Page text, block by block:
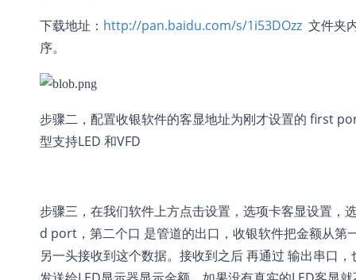
下载地址： http://pan.baidu.com/s/1i53DOzz 文件夹
序。
步骤二，配置收银软件的客显地址为刚才设置的 first
型支持LED 和VFD
步骤三，在我们软件上方点击设置，选项卡客显设置，
d port，第二个口 是管道的出口，收银软件把金额从第
另一头接收到这个数据。接收到之后 再通过 输出串口